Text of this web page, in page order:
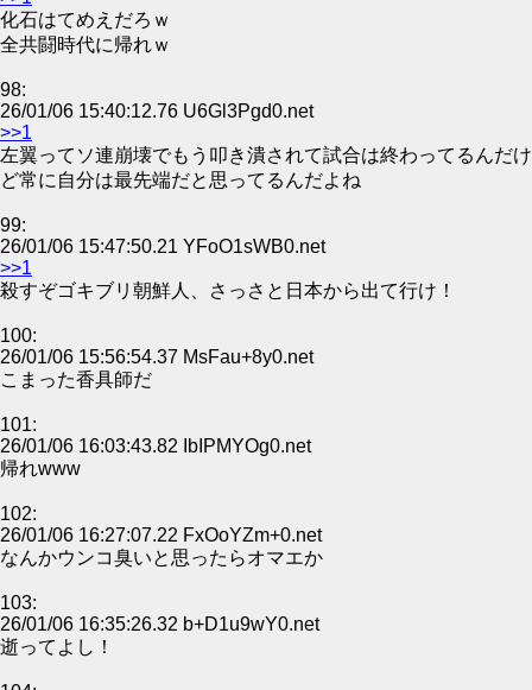
化石はてめえだろｗ
全共闘時代に帰れｗ
98:
26/01/06 15:40:12.76 U6Gl3Pgd0.net
>>1
左翼ってソ連崩壊でもう叩き潰されて試合は終わってるんだけ
ど常に自分は最先端だと思ってるんだよね
99:
26/01/06 15:47:50.21 YFoO1sWB0.net
>>1
殺すぞゴキブリ朝鮮人、さっさと日本から出て行け！
100:
26/01/06 15:56:54.37 MsFau+8y0.net
こまった香具師だ
101:
26/01/06 16:03:43.82 IbIPMYOg0.net
帰れwww
102:
26/01/06 16:27:07.22 FxOoYZm+0.net
なんかウンコ臭いと思ったらオマエか
103:
26/01/06 16:35:26.32 b+D1u9wY0.net
逝ってよし！